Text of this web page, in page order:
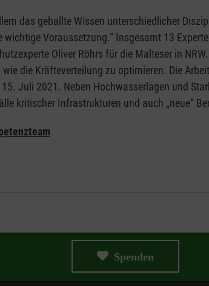
das geballte Wissen unterschiedlicher
Voraussetzung.“ Insgesamt 13
Oliver Röhrs für die Malteser in
wie die Kräfteverteilung zu optimieren. Die
Juli 2021. Neben Hochwasserlagen und
kritischer Infrastrukturen und auch „neue“
Spenden